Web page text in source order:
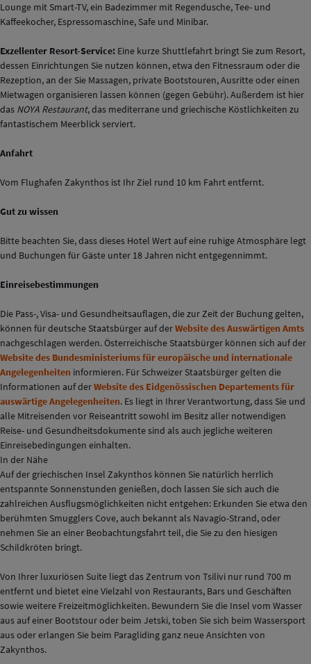
Lounge mit Smart-TV, ein Badezimmer mit Regendusche, Tee- und
Kaffeekocher, Espressomaschine, Safe und Minibar.
Exzellenter Resort-Service: Eine kurze Shuttlefahrt bringt Sie zum Resort,
dessen Einrichtungen Sie nutzen können, etwa den Fitnessraum oder die
Rezeption, an der Sie Massagen, private Bootstouren, Ausritte oder einen
Mietwagen organisieren lassen können (gegen Gebühr). Außerdem ist hier
das NOYA Restaurant, das mediterrane und griechische Köstlichkeiten zu
fantastischem Meerblick serviert.
Anfahrt
Vom Flughafen Zakynthos ist Ihr Ziel rund 10 km Fahrt entfernt.
Gut zu wissen
Bitte beachten Sie, dass dieses Hotel Wert auf eine ruhige Atmosphäre legt
und Buchungen für Gäste unter 18 Jahren nicht entgegennimmt.
Einreisebestimmungen
Die Pass-, Visa- und Gesundheitsauflagen, die zur Zeit der Buchung gelten,
können für deutsche Staatsbürger auf derWebsite des Auswärtigen Amts
nachgeschlagen werden. Österreichische Staatsbürger können sich auf der
Website des Bundesministeriums für europäische und internationale
Angelegenheiten informieren. Für Schweizer Staatsbürger gelten die
Informationen auf derWebsite des Eidgenössischen Departements für
auswärtige Angelegenheiten. Es liegt in Ihrer Verantwortung, dass Sie und
alle Mitreisenden vor Reiseantritt sowohl im Besitz aller notwendigen
Reise- und Gesundheitsdokumente sind als auch jegliche weiteren
Einreisebedingungen einhalten.
In der Nähe
Auf der griechischen Insel Zakynthos können Sie natürlich herrlich
entspannte Sonnenstunden genießen, doch lassen Sie sich auch die
zahlreichen Ausflugsmöglichkeiten nicht entgehen: Erkunden Sie etwa den
berühmten Smugglers Cove, auch bekannt als Navagio-Strand, oder
nehmen Sie an einer Beobachtungsfahrt teil, die Sie zu den hiesigen
Schildkröten bringt.
Von Ihrer luxuriösen Suite liegt das Zentrum von Tsilivi nur rund 700 m
entfernt und bietet eine Vielzahl von Restaurants, Bars und Geschäften
sowie weitere Freizeitmöglichkeiten. Bewundern Sie die Insel vom Wasser
aus auf einer Bootstour oder beim Jetski, toben Sie sich beim Wassersport
aus oder erlangen Sie beim Paragliding ganz neue Ansichten von
Zakynthos.